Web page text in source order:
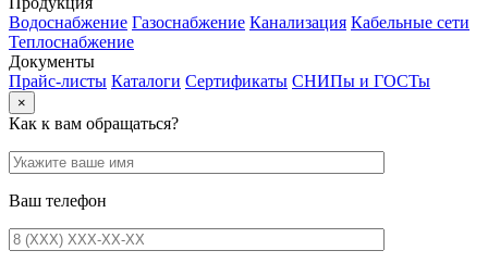
Водоснабжение Газоснабжение Канализация Кабельные сети
Теплоснабжение
Документы
Прайс-листы Каталоги Сертификаты СНИПы и ГОСТы
×
Как к вам обращаться?
Ваш телефон